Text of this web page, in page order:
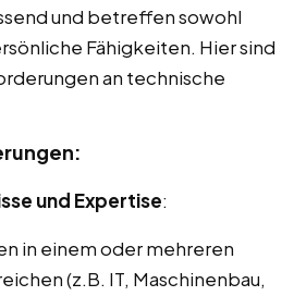
und betreffen sowohl
Fähigkeiten. Hier sind
an technische
und Expertise:
in einem oder mehreren
(z.B. IT, Maschinenbau,